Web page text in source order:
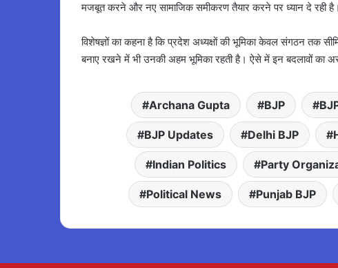
मजबूत करने और नए सामाजिक समीकरण तैयार करने पर ध्यान दे रही है।
विशेषज्ञों का कहना है कि प्रदेश अध्यक्षों की भूमिका केवल संगठन तक
बनाए रखने में भी उनकी अहम भूमिका रहती है। ऐसे में इन बदलावों का
Archana Gupta BJP
BJP Updates Delhi BJP
Indian Politics Party
Political News Punjab BJP